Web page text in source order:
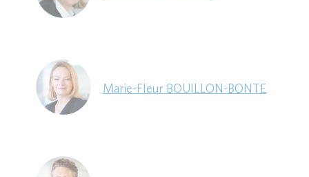
Marie-Fleur BOUILLON-BONTE